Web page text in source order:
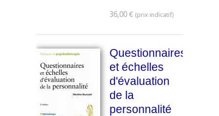
36,00 €
Questionnaires
et échelles
d'évaluation
de la
personnalité